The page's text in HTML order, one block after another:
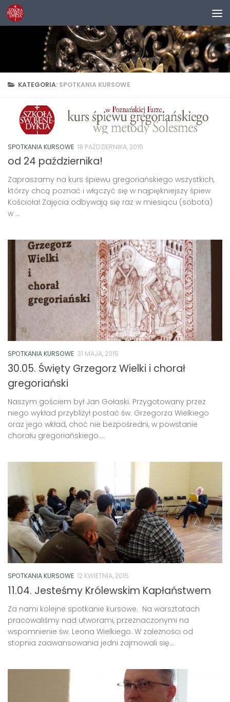
Przejdź do treści
KATEGORIA: SPOTKANIA KURSOWE
SPOTKANIA KURSOWE 18 PAŹDZIERNIKA, 2015
od 24 października!
Zapraszamy na kurs śpiewu gregoriańskiego wszystkich,
którzy chcą poznać i włączyć się w najpiękniejszy śpiew
Kościoła! Zajęcia odbywają się raz w miesiącu (sobota)
w ...
SPOTKANIA KURSOWE 31 MAJA, 2015
30.05. Święty Grzegorz Wielki i chorał
gregoriański
Naszym gościem był Jan Gołaski. Przygotowany przez
niego wykład przybliżył postać św. Grzegorza Wielkiego
oraz jego wkład, choć nie bezpośredni, w powstanie
chorału gregoriańskiego....
SPOTKANIA KURSOWE 12 KWIETNIA, 2015
11.04. Jesteśmy Królewskim Kapłaństwem
Za nami kolejne spotkanie kursowe. Na warsztatach
pracowaliśmy nad utworami, przeznaczonymi na
wspomnienie św. Leona Wielkiego. W zależności od
stopnia zaawansowania jedni zajmowali się...